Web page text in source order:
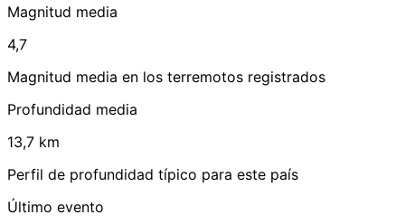
Magnitud media
4,7
Magnitud media en los terremotos registrados
Profundidad media
13,7 km
Perfil de profundidad típico para este país
Último evento